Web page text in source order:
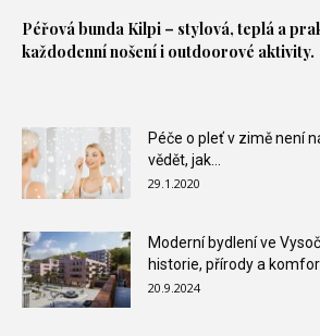
Péřová bunda Kilpi – stylová, teplá a
každodenní nošení i outdoorové aktivity.
Péče o pleť v zimě není
vědět, jak...
29.1.2020
Moderní bydlení ve
historie, přírody a
20.9.2024